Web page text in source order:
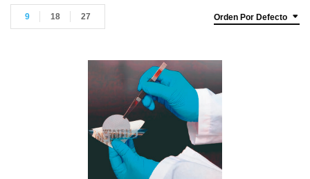
Orden Por Defecto
9 18 27